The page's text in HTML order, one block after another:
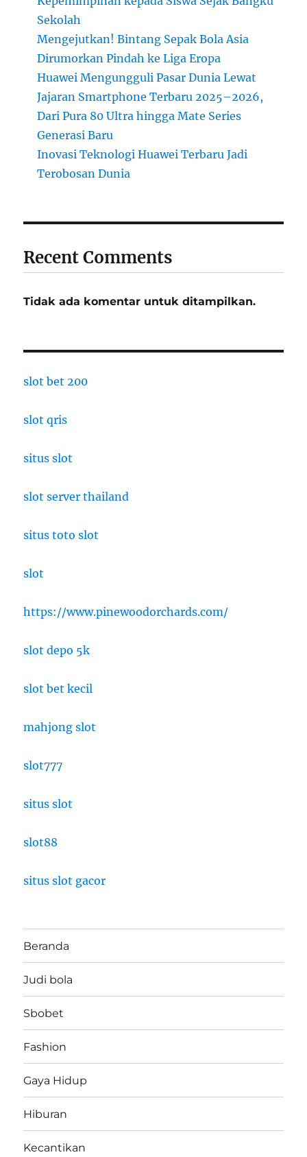
Sekolah
Mengejutkan! Bintang Sepak Bola Asia
Dirumorkan Pindah ke Liga Eropa
Huawei Mengungguli Pasar Dunia Lewat
Jajaran Smartphone Terbaru 2025–2026,
Dari Pura 80 Ultra hingga Mate Series
Generasi Baru
Inovasi Teknologi Huawei Terbaru Jadi
Terobosan Dunia
Recent Comments
Tidak ada komentar untuk ditampilkan.
slot bet 200
slot qris
situs slot
slot server thailand
situs toto slot
slot
https://www.pinewoodorchards.com/
slot depo 5k
slot bet kecil
mahjong slot
slot777
situs slot
slot88
situs slot gacor
Beranda
Judi bola
Sbobet
Fashion
Gaya Hidup
Hiburan
Kecantikan